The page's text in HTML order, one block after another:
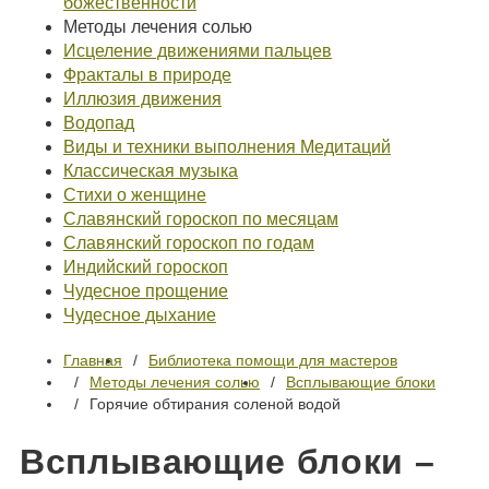
Методы лечения солью
Исцеление движениями пальцев
Фракталы в природе
Иллюзия движения
Водопад
Виды и техники выполнения Медитаций
Классическая музыка
Стихи о женщине
Славянский гороскоп по месяцам
Славянский гороскоп по годам
Индийский гороскоп
Чудесное прощение
Чудесное дыхание
Главная
Библиотека помощи для мастеров
Методы лечения солью
Всплывающие блоки
Горячие обтирания соленой водой
Всплывающие блоки –